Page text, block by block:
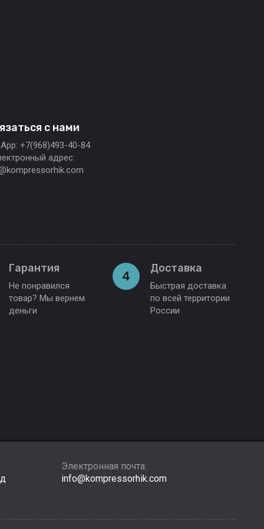
с нами
+7(968)493-40-84
адрес:
Гарантия
Не понравился
товар? Мы вернем
деньги
4
Доставка
Быстрая доставка
по всей территории
России
Электронная почта:
info@kompressorhik.com